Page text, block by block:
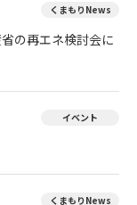
くまもりNews
の再エネ検討会に
イベント
くまもりNews